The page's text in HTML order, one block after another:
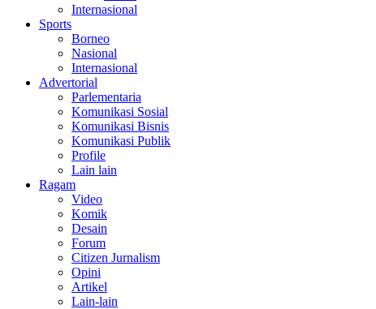
Internasional
Sports
Borneo
Nasional
Internasional
Advertorial
Parlementaria
Komunikasi Sosial
Komunikasi Bisnis
Komunikasi Publik
Profile
Lain lain
Ragam
Video
Komik
Desain
Forum
Citizen Jurnalism
Opini
Artikel
Lain-lain